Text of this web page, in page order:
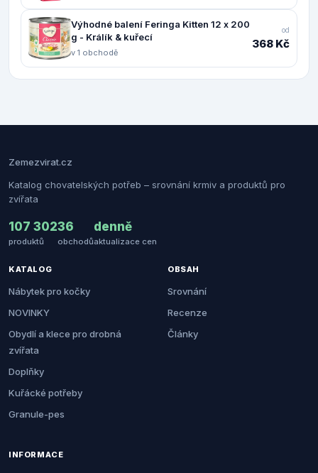
Výhodné balení Feringa Kitten 12 x 200
g - Králík & kuřecí
v 1 obchodě
od
368 Kč
Zemezvirat.cz
Katalog chovatelských potřeb – srovnání krmiv a produktů pro
zvířata
107 302
produktů
36
obchodů
denně
aktualizace cen
KATALOG
Nábytek pro kočky
NOVINKY
Obydlí a klece pro drobná
zvířata
Doplňky
Kuřácké potřeby
Granule-pes
OBSAH
Srovnání
Recenze
Články
INFORMACE